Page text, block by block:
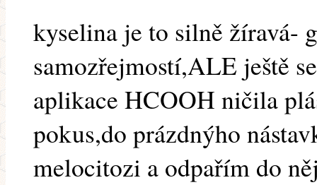
kyselina je to silně žíravá-
samozřejmostí,ALE ještě
aplikace HCOOH ničila
pokus,do prázdnýho
melocitozi a odpařím do